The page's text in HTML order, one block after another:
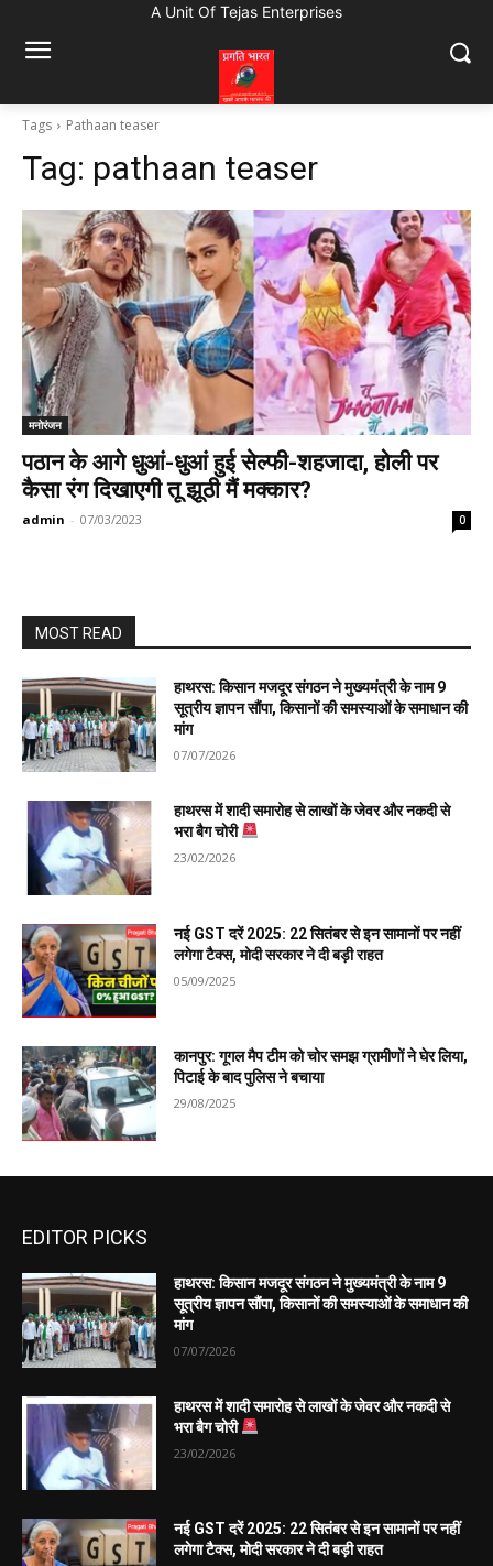
A Unit Of Tejas Enterprises
Tags Pathaan teaser
Tag: pathaan teaser
मनोरंजन
पठान के आगे धुआं-धुआं हुई सेल्फी-शहजादा, होली पर
कैसा रंग दिखाएगी तू झूठी मैं मक्कार?
admin - 07/03/2023 0
MOST READ
हाथरस: किसान मजदूर संगठन ने मुख्यमंत्री के नाम 9
सूत्रीय ज्ञापन सौंपा, किसानों की समस्याओं के समाधान की
मांग
07/07/2026
हाथरस में शादी समारोह से लाखों के जेवर और नकदी से
भरा बैग चोरी
23/02/2026
नई GST दरें 2025: 22 सितंबर से इन सामानों पर नहीं
लगेगा टैक्स, मोदी सरकार ने दी बड़ी राहत
05/09/2025
कानपुर: गूगल मैप टीम को चोर समझ ग्रामीणों ने घेर लिया,
पिटाई के बाद पुलिस ने बचाया
29/08/2025
EDITOR PICKS
हाथरस: किसान मजदूर संगठन ने मुख्यमंत्री के नाम 9
सूत्रीय ज्ञापन सौंपा, किसानों की समस्याओं के समाधान की
मांग
07/07/2026
हाथरस में शादी समारोह से लाखों के जेवर और नकदी से
भरा बैग चोरी
23/02/2026
नई GST दरें 2025: 22 सितंबर से इन सामानों पर नहीं
लगेगा टैक्स, मोदी सरकार ने दी बड़ी राहत